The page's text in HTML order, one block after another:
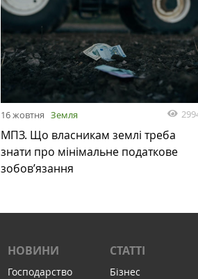
16 жовтня Земля
МПЗ. Що власникам землі треба
знати про мінімальне податкове
зобов’язання
НОВИНИ
Господарство
СТАТТІ
Бізнес